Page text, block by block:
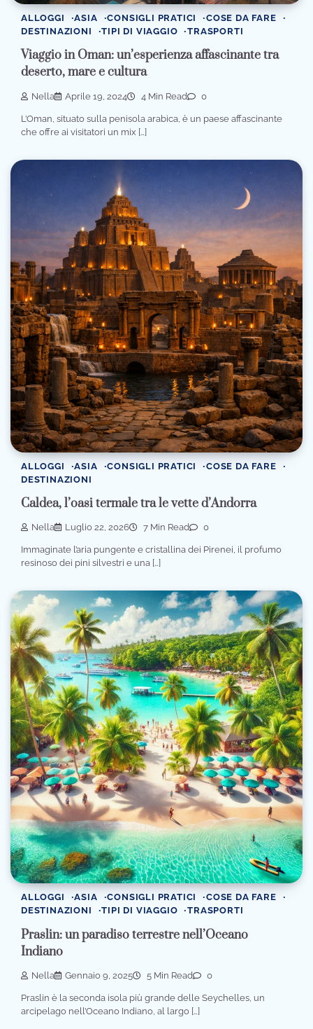
ALLOGGI ASIA CONSIGLI PRATICI
COSE DA FARE
DESTINAZIONI
TIPI DI VIAGGIO TRASPORTI
Viaggio in Oman: un’esperienza affascinante tra
deserto, mare e cultura
Nella Aprile 19, 2024 4 Min Read 0
L’Oman, situato sulla penisola arabica, è un paese affascinante
che offre ai visitatori un mix […]
ALLOGGI ASIA CONSIGLI PRATICI
COSE DA FARE
DESTINAZIONI
Caldea, l’oasi termale tra le vette d’Andorra
Nella Luglio 22, 2026 7 Min Read 0
Immaginate l’aria pungente e cristallina dei Pirenei, il profumo
resinoso dei pini silvestri e una […]
ALLOGGI ASIA CONSIGLI PRATICI
COSE DA FARE
DESTINAZIONI
TIPI DI VIAGGIO TRASPORTI
Praslin: un paradiso terrestre nell’Oceano
Indiano
Nella Gennaio 9, 2025 5 Min Read 0
Praslin è la seconda isola più grande delle Seychelles, un
arcipelago nell’Oceano Indiano, al largo […]